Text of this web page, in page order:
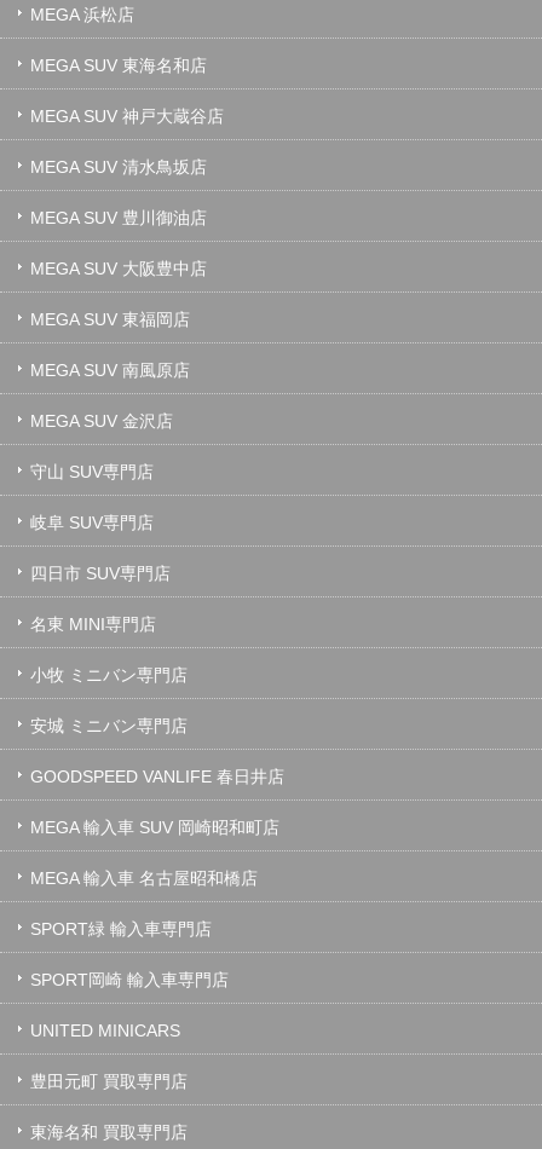
MEGA 浜松店
MEGA SUV 東海名和店
MEGA SUV 神戸大蔵谷店
MEGA SUV 清水鳥坂店
MEGA SUV 豊川御油店
MEGA SUV 大阪豊中店
MEGA SUV 東福岡店
MEGA SUV 南風原店
MEGA SUV 金沢店
守山 SUV専門店
岐阜 SUV専門店
四日市 SUV専門店
名東 MINI専門店
小牧 ミニバン専門店
安城 ミニバン専門店
GOODSPEED VANLIFE 春日井店
MEGA 輸入車 SUV 岡崎昭和町店
MEGA 輸入車 名古屋昭和橋店
SPORT緑 輸入車専門店
SPORT岡崎 輸入車専門店
UNITED MINICARS
豊田元町 買取専門店
東海名和 買取専門店